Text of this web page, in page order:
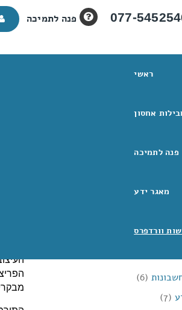
077- פנה לתמיכה
ראשי
אחסון
פנה לתמיכה
מאגר ידע
וורדפרס
(6)
(7)